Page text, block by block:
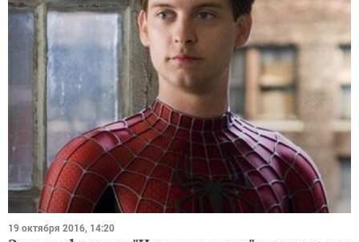
19 октября 2016, 14:20